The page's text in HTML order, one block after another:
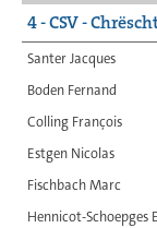
4 - CSV -
Santer Jacques
Boden Fernand
Colling François
Estgen Nicolas
Fischbach Marc
Hennicot-Schoepges